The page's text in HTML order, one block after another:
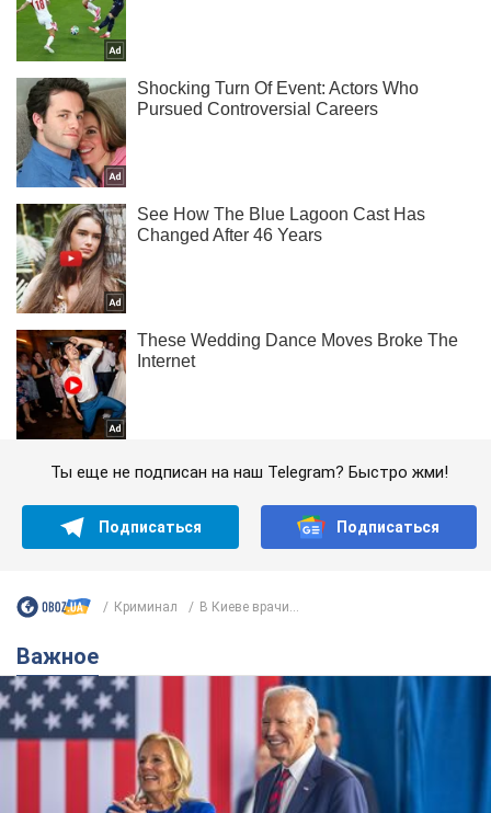
Ты еще не подписан на наш Telegram? Быстро жми!
Подписаться Подписаться
Криминал В Киеве врачи...
Важное